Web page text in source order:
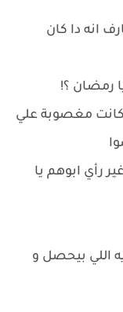
انه دا كان
رمضان ؟!
مغصوبة علي
رأي ابوهم يا
اللي بيحصل و